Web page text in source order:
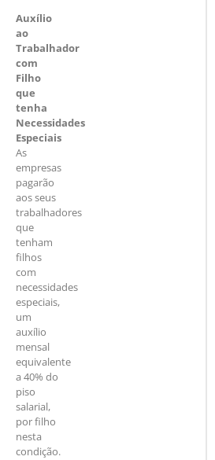
Auxílio
ao
Trabalhador
com
Filho
que
tenha
Necessidades
Especiais
As
empresas
pagarão
aos seus
trabalhadores
que
tenham
filhos
com
necessidades
especiais,
um
auxílio
mensal
equivalente
a 40% do
piso
salarial,
por filho
nesta
condição.